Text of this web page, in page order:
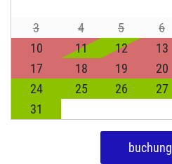
3
4 5 6
10
11 12 13
17
18 19 20
24
25 26 27
31
buchung